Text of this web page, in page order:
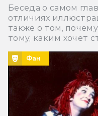
Беседа о самом
отличиях
также о том,
тому, каким хочет
Фан